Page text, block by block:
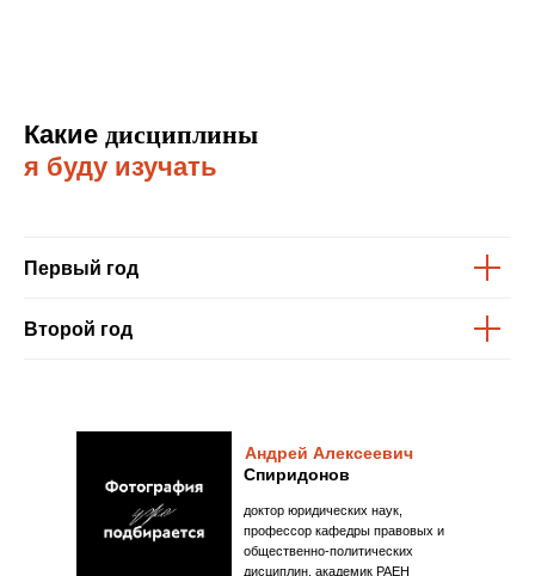
Какие дисциплины
я буду изучать
Первый год
Второй год
Спиридонов
Андрей Алексеевич
доктор юридических наук,
профессор кафедры правовых и
общественно-политических
дисциплин, академик РАЕН